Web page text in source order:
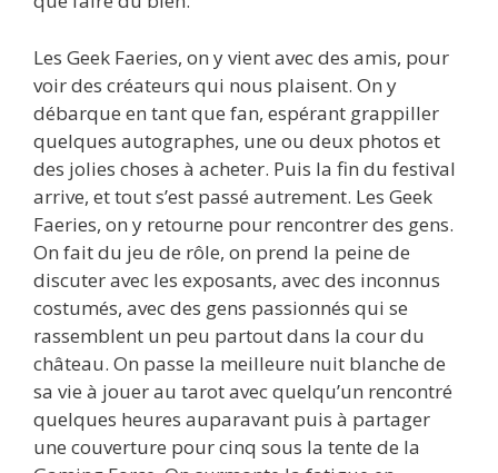
Les Geek Faeries, on y vient avec des amis, pour
voir des créateurs qui nous plaisent. On y
débarque en tant que fan, espérant grappiller
quelques autographes, une ou deux photos et
des jolies choses à acheter. Puis la fin du festival
arrive, et tout s’est passé autrement. Les Geek
Faeries, on y retourne pour rencontrer des gens.
On fait du jeu de rôle, on prend la peine de
discuter avec les exposants, avec des inconnus
costumés, avec des gens passionnés qui se
rassemblent un peu partout dans la cour du
château. On passe la meilleure nuit blanche de
sa vie à jouer au tarot avec quelqu’un rencontré
quelques heures auparavant puis à partager
une couverture pour cinq sous la tente de la